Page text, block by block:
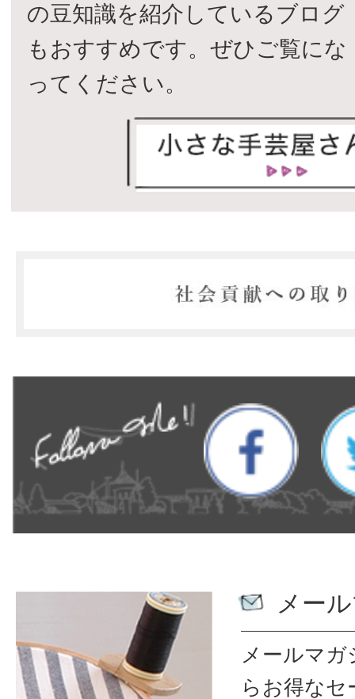
の豆知識を紹介しているブログ
もおすすめです。ぜひご覧にな
ってください。
メー
メールマ
ら お得なセ